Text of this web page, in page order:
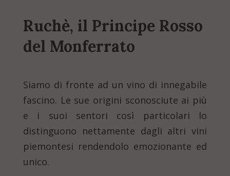
Ruchè, il Principe Rosso
del Monferrato
Siamo di fronte ad un vino di innegabile
fascino. Le sue origini sconosciute ai più
e i suoi sentori così particolari lo
distinguono nettamente dagli altri vini
piemontesi rendendolo emozionante ed
unico.